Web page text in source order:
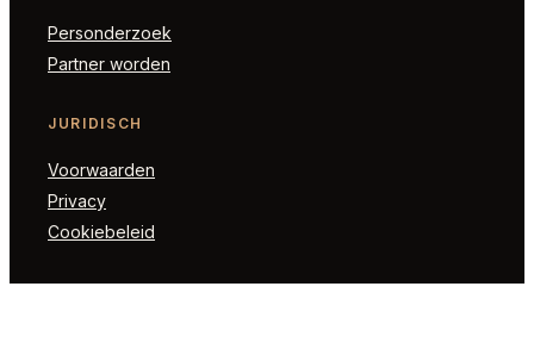
Personderzoek
Partner worden
JURIDISCH
Voorwaarden
Privacy
Cookiebeleid